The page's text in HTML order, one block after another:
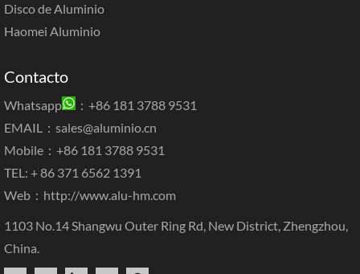
Disco de Aluminio
Haomei Aluminio
Contacto
Whatsapp
：+86 181 3788 9531
EMAIL： sales@aluminio.cn
Mobile：+86 181 3788 9531
TEL: + 86 371 6562 1391
Web： http://www.alu-hm.com
1103 No.14 Shangwu Outer Ring Rd, New District, Zhengzhou,
China.